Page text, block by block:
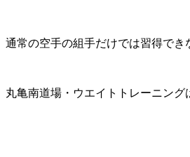
通常の空手の組手だけでは習得でき
丸亀南道場・ウエイトトレーニング